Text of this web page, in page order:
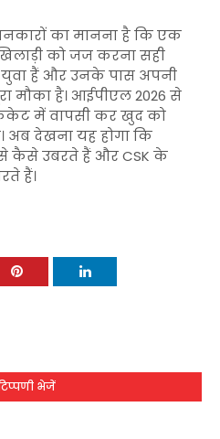
का मानना है कि एक
को जज करना सही
युवा हैं और उनके पास अपनी
मौका है। आईपीएल 2026 से
में वापसी कर खुद को
अब देखना यह होगा कि
कैसे उबरते हैं और CSK के
हैं।
भेजें